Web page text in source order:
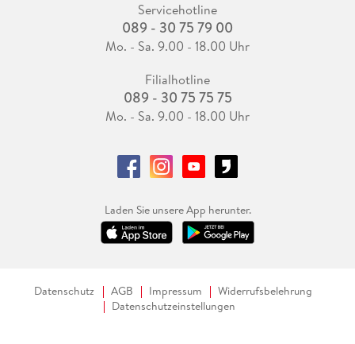
Servicehotline
089 - 30 75 79 00
Mo. - Sa. 9.00 - 18.00 Uhr
Filialhotline
089 - 30 75 75 75
Mo. - Sa. 9.00 - 18.00 Uhr
Laden Sie unsere App herunter.
Datenschutz AGB Impressum
Widerrufsbelehrung
Datenschutzeinstellungen